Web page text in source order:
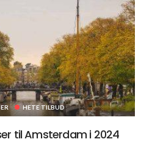
HETE TILBUD
til Amsterdam i 2024